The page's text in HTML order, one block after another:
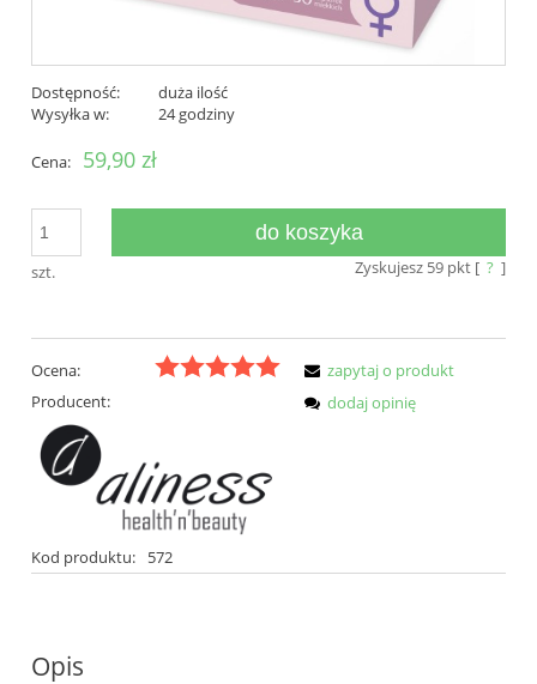
Dostępność:
duża ilość
Wysyłka w:
24 godziny
Cena: 59,90 zł
szt.
do koszyka
Zyskujesz 59pkt [ ? ]
Ocena:
Producent:
Kod produktu: 572
zapytaj o produkt
dodaj opinię
Opis